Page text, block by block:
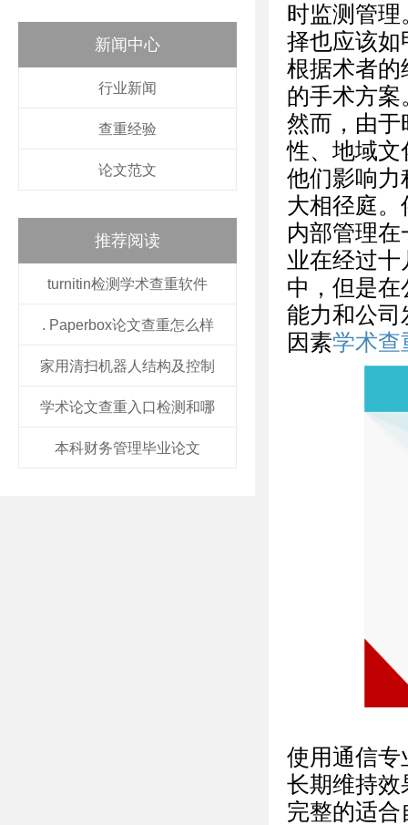
新闻中心
行业新闻
查重经验
论文范文
推荐阅读
turnitin检测学术查重软件
. Paperbox论文查重怎么样
家用清扫机器人结构及控制
学术论文查重入口检测和哪
本科财务管理毕业论文
时监测管
择也应该如
根据术者的
的手术方案
然而，由于
性、地域文
他们影响力
大相径庭
内部管理
业在经过
中，但是
能力和公司
因素学术查
使用通信专
长期维持效
完整的适